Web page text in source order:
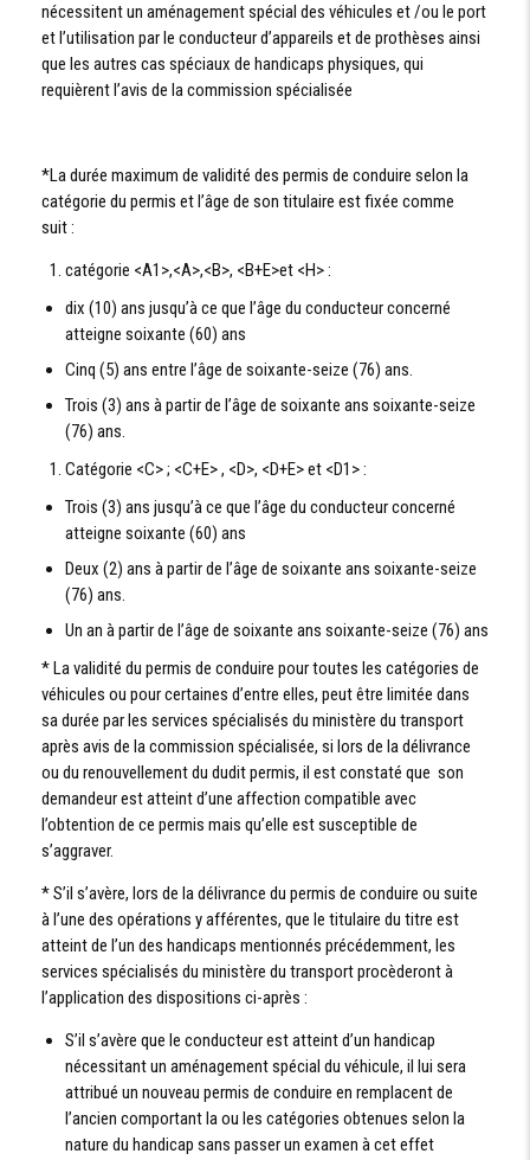
nécessitent un aménagement spécial des véhicules et /ou le port
et l’utilisation par le conducteur d’appareils et de prothèses ainsi
que les autres cas spéciaux de handicaps physiques, qui
requièrent l’avis de la commission spécialisée
*La durée maximum de validité des permis de conduire selon la
catégorie du permis et l’âge de son titulaire est fixée comme
suit :
catégorie <A1>,<A>,<B>, <B+E>et <H> :
dix (10) ans jusqu’à ce que l’âge du conducteur concerné
atteigne soixante (60) ans
Cinq (5) ans entre l’âge de soixante-seize (76) ans.
Trois (3) ans à partir de l’âge de soixante ans soixante-seize
(76) ans.
Catégorie <C> ; <C+E> , <D>, <D+E> et <D1> :
Trois (3) ans jusqu’à ce que l’âge du conducteur concerné
atteigne soixante (60) ans
Deux (2) ans à partir de l’âge de soixante ans soixante-seize
(76) ans.
Un an à partir de l’âge de soixante ans soixante-seize (76) ans
* La validité du permis de conduire pour toutes les catégories de
véhicules ou pour certaines d’entre elles, peut être limitée dans
sa durée par les services spécialisés du ministère du transport
après avis de la commission spécialisée, si lors de la délivrance
ou du renouvellement du dudit permis, il est constaté que son
demandeur est atteint d’une affection compatible avec
l’obtention de ce permis mais qu’elle est susceptible de
s’aggraver.
* S’il s’avère, lors de la délivrance du permis de conduire ou suite
à l’une des opérations y afférentes, que le titulaire du titre est
atteint de l’un des handicaps mentionnés précédemment, les
services spécialisés du ministère du transport procèderont à
l’application des dispositions ci-après :
S’il s’avère que le conducteur est atteint d’un handicap
nécessitant un aménagement spécial du véhicule, il lui sera
attribué un nouveau permis de conduire en remplacent de
l’ancien comportant la ou les catégories obtenues selon la
nature du handicap sans passer un examen à cet effet